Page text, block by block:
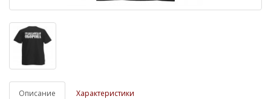
Описание Характеристики